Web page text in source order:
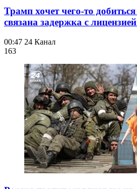
Трамп хочет чего-то
связана задержка с
00:47 24 Канал
163